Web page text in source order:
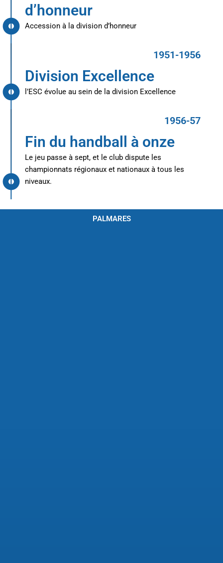
d’honneur
Accession à la division d’honneur
1951-1956
Division Excellence
l’ESC évolue au sein de la division Excellence
1956-57
Fin du handball à onze
Le jeu passe à sept, et le club dispute les
championnats régionaux et nationaux à tous les
niveaux.
PALMARES